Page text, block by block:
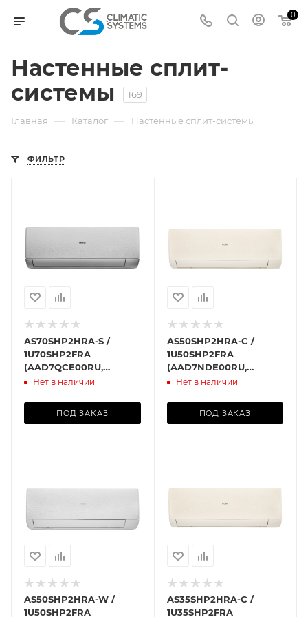
0
Настенные сплит-
системы
169
Главная — Каталог — Настенные сплит-системы
ФИЛЬТР
AS70SHP2HRA-S /
1U70SHP2FRA
(AAD7QCE00RU,
AAD7S9E00RU)
Нет в наличии
ПОД ЗАКАЗ
AS50SHP2HRA-C /
1U50SHP2FRA
(AAD7NDE00RU,
AAD7PBE00RU)
Нет в наличии
ПОД ЗАКАЗ
AS50SHP2HRA-W /
1U50SHP2FRA
AS35SHP2HRA-C /
1U35SHP2FRA